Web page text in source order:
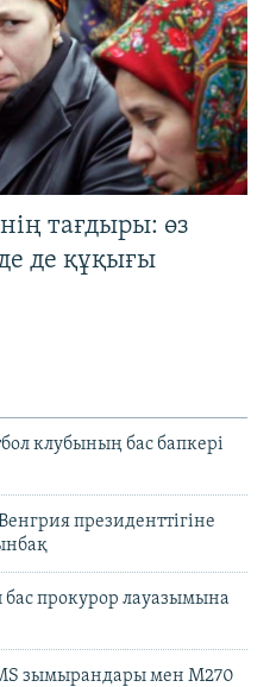
тағдыры: өз
де құқығы
клубының бас бапкері
президенттігіне
прокурор лауазымына
зымырандары мен M270